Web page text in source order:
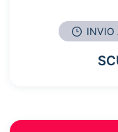
INVIO